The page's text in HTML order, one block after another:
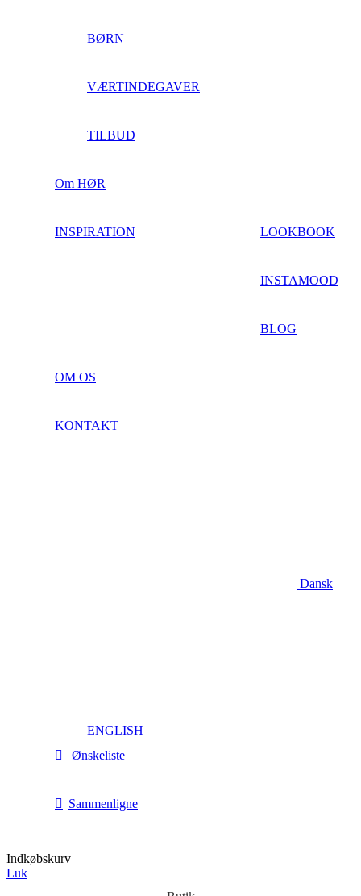
BØRN
VÆRTINDEGAVER
TILBUD
Om HØR
INSPIRATION LOOKBOOK
INSTAMOOD
BLOG
OM OS
KONTAKT
Dansk
ENGLISH
Ønskeliste
Sammenligne
Indkøbskurv
Luk